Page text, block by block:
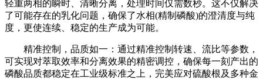
轻重两相的瞬时、清晰分离，处理时间仅需数秒。这不仅解决
了可能存在的乳化问题，确保了水相(精制磷酸)的澄清度与纯
度，更使连续、稳定的生产成为可能。
精准控制，品质如一：通过精准控制转速、流比等参数，
可实现对萃取效率和分离效果的精密调控，确保每一刻产出的
磷酸品质都稳定在工业级标准之上，完美应对硫酸根及多种金